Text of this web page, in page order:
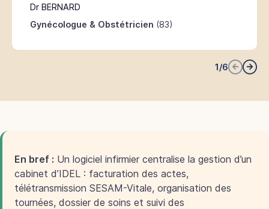
1/6
Dr BERNARD
Gynécologue & Obstétricien (83)
En bref : Un logiciel infirmier centralise la gestion d’un
cabinet d’IDEL : facturation des actes,
télétransmission SESAM-Vitale, organisation des
tournées, dossier de soins et suivi des